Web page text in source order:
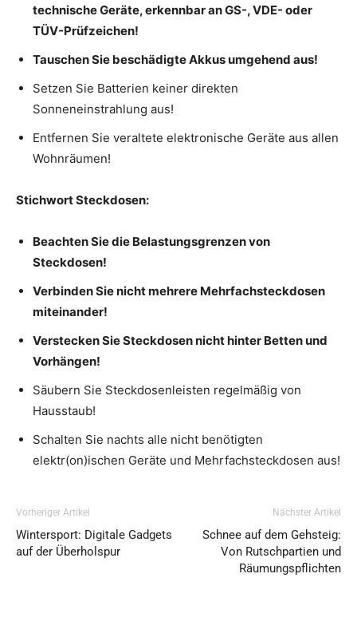
technische Geräte, erkennbar an GS-, VDE- oder
TÜV-Prüfzeichen!
Tauschen Sie beschädigte Akkus umgehend aus!
Setzen Sie Batterien keiner direkten
Sonneneinstrahlung aus!
Entfernen Sie veraltete elektronische Geräte aus allen
Wohnräumen!
Stichwort Steckdosen:
Beachten Sie die Belastungsgrenzen von
Steckdosen!
Verbinden Sie nicht mehrere Mehrfachsteckdosen
miteinander!
Verstecken Sie Steckdosen nicht hinter Betten und
Vorhängen!
Säubern Sie Steckdosenleisten regelmäßig von
Hausstaub!
Schalten Sie nachts alle nicht benötigten
elektr(on)ischen Geräte und Mehrfachsteckdosen aus!
Vorheriger Artikel
Wintersport: Digitale Gadgets
auf der Überholspur
Nächster Artikel
Schnee auf dem Gehsteig:
Von Rutschpartien und
Räumungspflichten